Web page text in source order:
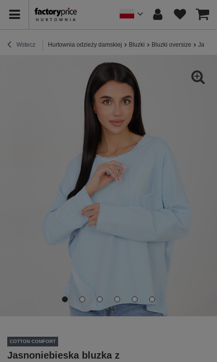
Wstecz Hurtownia odzieży damskiej Bluzki Bluzki oversize
COTTON COMFORT
Jasnoniebieska bluzka z